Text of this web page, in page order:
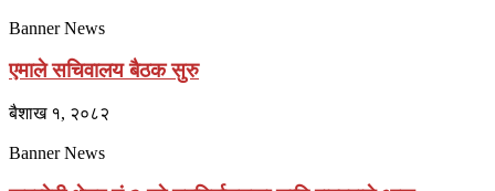
Banner News
एमाले सचिवालय बैठक सुरु
बैशाख १, २०८२
Banner News